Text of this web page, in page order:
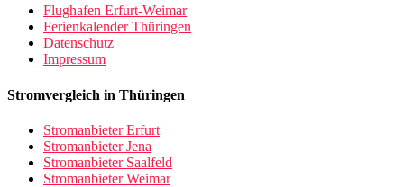
Flughafen Erfurt-Weimar
Ferienkalender Thüringen
Datenschutz
Impressum
Stromvergleich in Thüringen
Stromanbieter Erfurt
Stromanbieter Jena
Stromanbieter Saalfeld
Stromanbieter Weimar